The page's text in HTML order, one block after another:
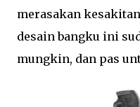
merasakan
desain bangku ini
mungkin, dan pas